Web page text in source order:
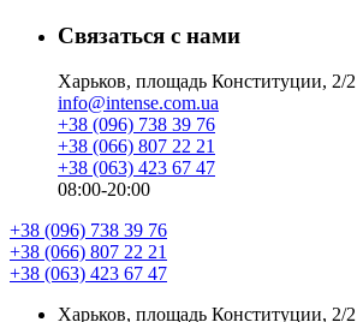
Связаться с нами
Харьков, площадь Конституции, 2/2
info@intense.com.ua
+38 (096) 738 39 76
+38 (066) 807 22 21
+38 (063) 423 67 47
08:00-20:00
+38 (096) 738 39 76
+38 (066) 807 22 21
+38 (063) 423 67 47
Харьков, площадь Конституции, 2/2